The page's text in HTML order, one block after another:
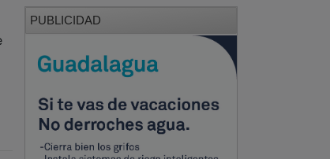
PUBLICIDAD